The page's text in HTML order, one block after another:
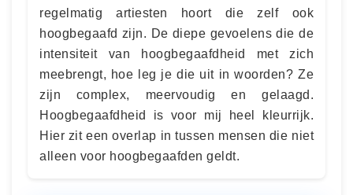
regelmatig artiesten hoort die zelf ook
hoogbegaafd zijn. De diepe gevoelens die de
intensiteit van hoogbegaafdheid met zich
meebrengt, hoe leg je die uit in woorden? Ze
zijn complex, meervoudig en gelaagd.
Hoogbegaafdheid is voor mij heel kleurrijk.
Hier zit een overlap in tussen mensen die niet
alleen voor hoogbegaafden geldt.